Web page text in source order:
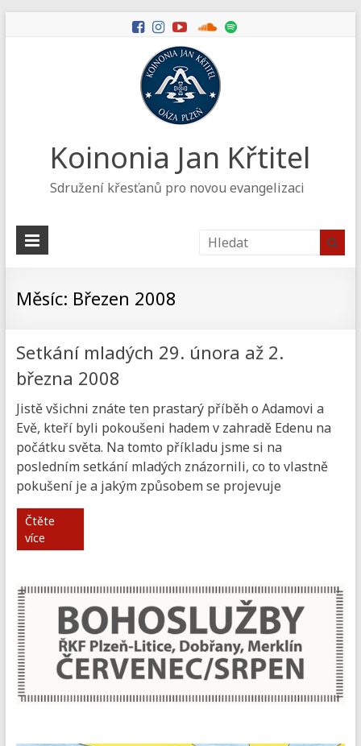
Koinonia Jan Křtitel
Sdružení křesťanů pro novou evangelizaci
Měsíc: Březen 2008
Setkání mladých 29. února až 2.
března 2008
Jistě všichni znáte ten prastarý příběh o Adamovi a
Evě, kteří byli pokoušeni hadem v zahradě Edenu na
počátku světa. Na tomto příkladu jsme si na
posledním setkání mladých znázornili, co to vlastně
pokušení je a jakým způsobem se projevuje
Čtěte
více